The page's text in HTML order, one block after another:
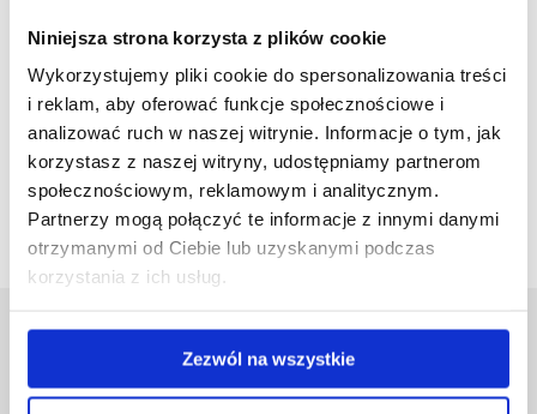
Niniejsza strona korzysta z plików cookie
Wykorzystujemy pliki cookie do spersonalizowania treści
i reklam, aby oferować funkcje społecznościowe i
analizować ruch w naszej witrynie. Informacje o tym, jak
korzystasz z naszej witryny, udostępniamy partnerom
społecznościowym, reklamowym i analitycznym.
Partnerzy mogą połączyć te informacje z innymi danymi
otrzymanymi od Ciebie lub uzyskanymi podczas
korzystania z ich usług.
Zezwól na wszystkie
The Advantages and Disadvantages of Self-
Driving Cars in Logistics- level B2
02.2024
Uniwersytet Rzeszowski
Al. Tadeusza Rejtana 16C
35-959 Rzeszów